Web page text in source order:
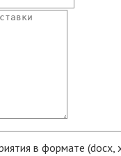
в формате (docx,